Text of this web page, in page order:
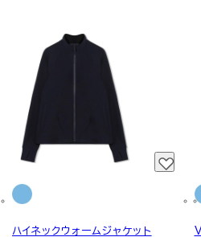
ハイネックウォームジャケット